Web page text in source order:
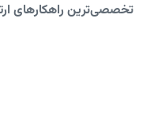
تخصصی‌ترین راهکارهای